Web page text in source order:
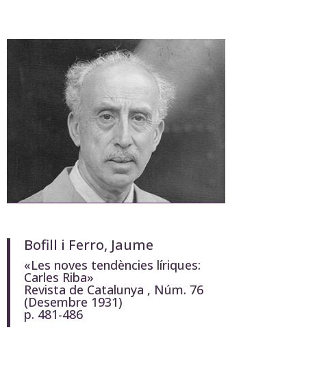
Bofill i Ferro, Jaume
«Les noves tendències líriques:
Carles Riba»
Revista de Catalunya , Núm. 76
(Desembre 1931)
p. 481-486